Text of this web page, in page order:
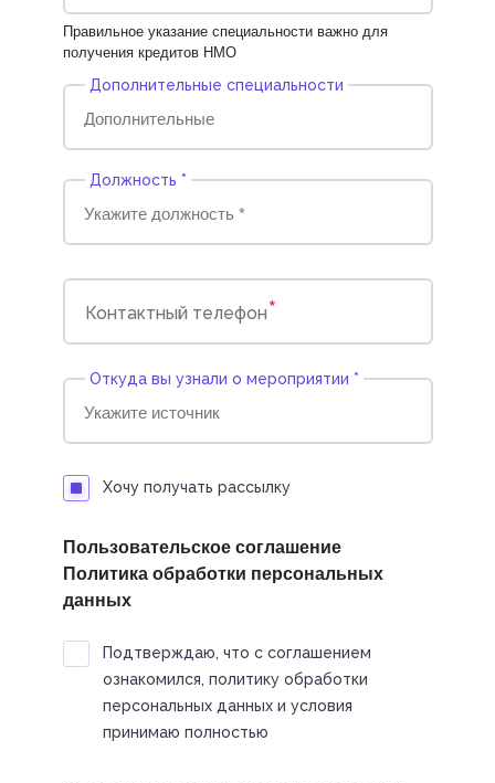
Правильное указание специальности важно для
получения кредитов НМО
Дополнительные специальности
Должность *
Контактный телефон*
Откуда вы узнали о мероприятии *
Хочу получать рассылку
Пользовательское соглашение
Политика обработки персональных
данных
Подтверждаю, что с соглашением
ознакомился, политику обработки
персональных данных и условия
принимаю полностью